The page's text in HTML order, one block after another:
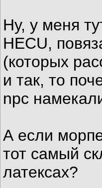
Ну, у меня
HECU,
(которых
и так, то
npc
А если
тот самый
латексах?